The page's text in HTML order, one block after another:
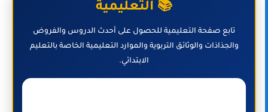
📚 التعليمية
تابع صفحة التعليمية للحصول على أحدث الدروس والفروض
والجذاذات والوثائق التربوية والموارد التعليمية الخاصة بالتعليم
الابتدائي.